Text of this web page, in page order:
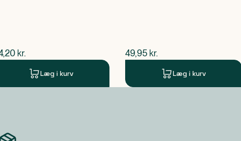
pris
kr.
Læg i kurv
$nuværende pris
49,95 kr.
Læg i kurv